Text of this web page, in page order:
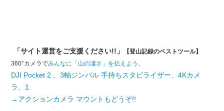
「サイト運営をご支援ください!!」
【登山記録のベストツール】
360°カメラでみんなに「山の凄さ」を伝えよう。
DJI Pocket 2 、3軸ジンバル 手持ちスタビライザー、4Kカメ
ラ、1
→アクションカメラ マウントもどうぞ!!